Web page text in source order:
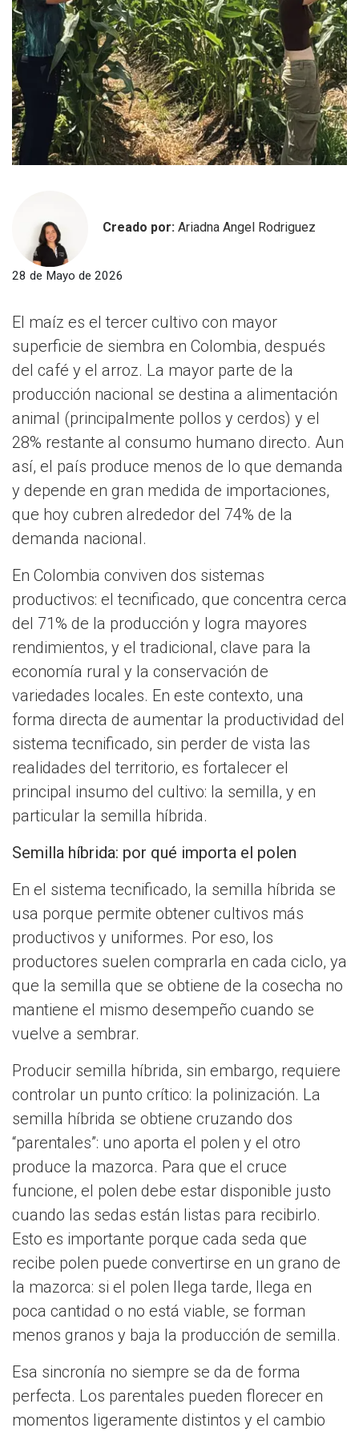
Creado por: Ariadna Angel Rodriguez
28 de Mayo de 2026
El maíz es el tercer cultivo con mayor
superficie de siembra en Colombia, después
del café y el arroz. La mayor parte de la
producción nacional se destina a alimentación
animal (principalmente pollos y cerdos) y el
28% restante al consumo humano directo. Aun
así, el país produce menos de lo que demanda
y depende en gran medida de importaciones,
que hoy cubren alrededor del 74% de la
demanda nacional.
En Colombia conviven dos sistemas
productivos: el tecnificado, que concentra cerca
del 71% de la producción y logra mayores
rendimientos, y el tradicional, clave para la
economía rural y la conservación de
variedades locales. En este contexto, una
forma directa de aumentar la productividad del
sistema tecnificado, sin perder de vista las
realidades del territorio, es fortalecer el
principal insumo del cultivo: la semilla, y en
particular la semilla híbrida.
Semilla híbrida: por qué importa el polen
En el sistema tecnificado, la semilla híbrida se
usa porque permite obtener cultivos más
productivos y uniformes. Por eso, los
productores suelen comprarla en cada ciclo, ya
que la semilla que se obtiene de la cosecha no
mantiene el mismo desempeño cuando se
vuelve a sembrar.
Producir semilla híbrida, sin embargo, requiere
controlar un punto crítico: la polinización. La
semilla híbrida se obtiene cruzando dos
“parentales”: uno aporta el polen y el otro
produce la mazorca. Para que el cruce
funcione, el polen debe estar disponible justo
cuando las sedas están listas para recibirlo.
Esto es importante porque cada seda que
recibe polen puede convertirse en un grano de
la mazorca: si el polen llega tarde, llega en
poca cantidad o no está viable, se forman
menos granos y baja la producción de semilla.
Esa sincronía no siempre se da de forma
perfecta. Los parentales pueden florecer en
momentos ligeramente distintos y el cambio